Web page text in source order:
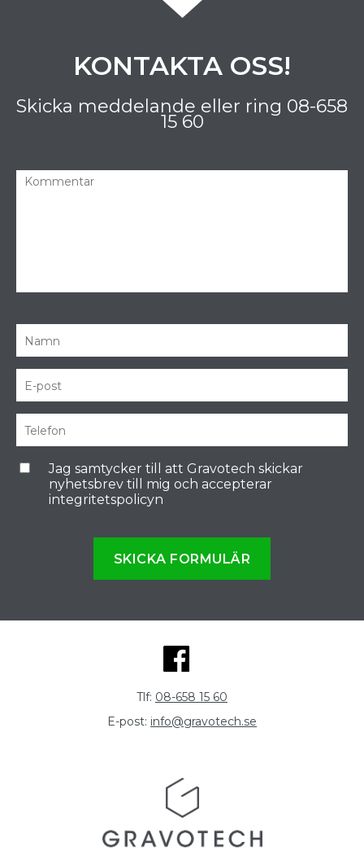
KONTAKTA OSS!
Skicka meddelande eller ring 08-658
15 60
Jag samtycker till att Gravotech skickar
nyhetsbrev till mig och accepterar
integritetspolicyn
SKICKA FORMULÄR
Tlf: 08-658 15 60
E-post: info@gravotech.se